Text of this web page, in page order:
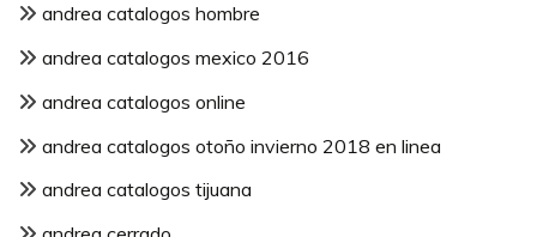
andrea catalogos hombre
andrea catalogos mexico 2016
andrea catalogos online
andrea catalogos otoño invierno 2018 en linea
andrea catalogos tijuana